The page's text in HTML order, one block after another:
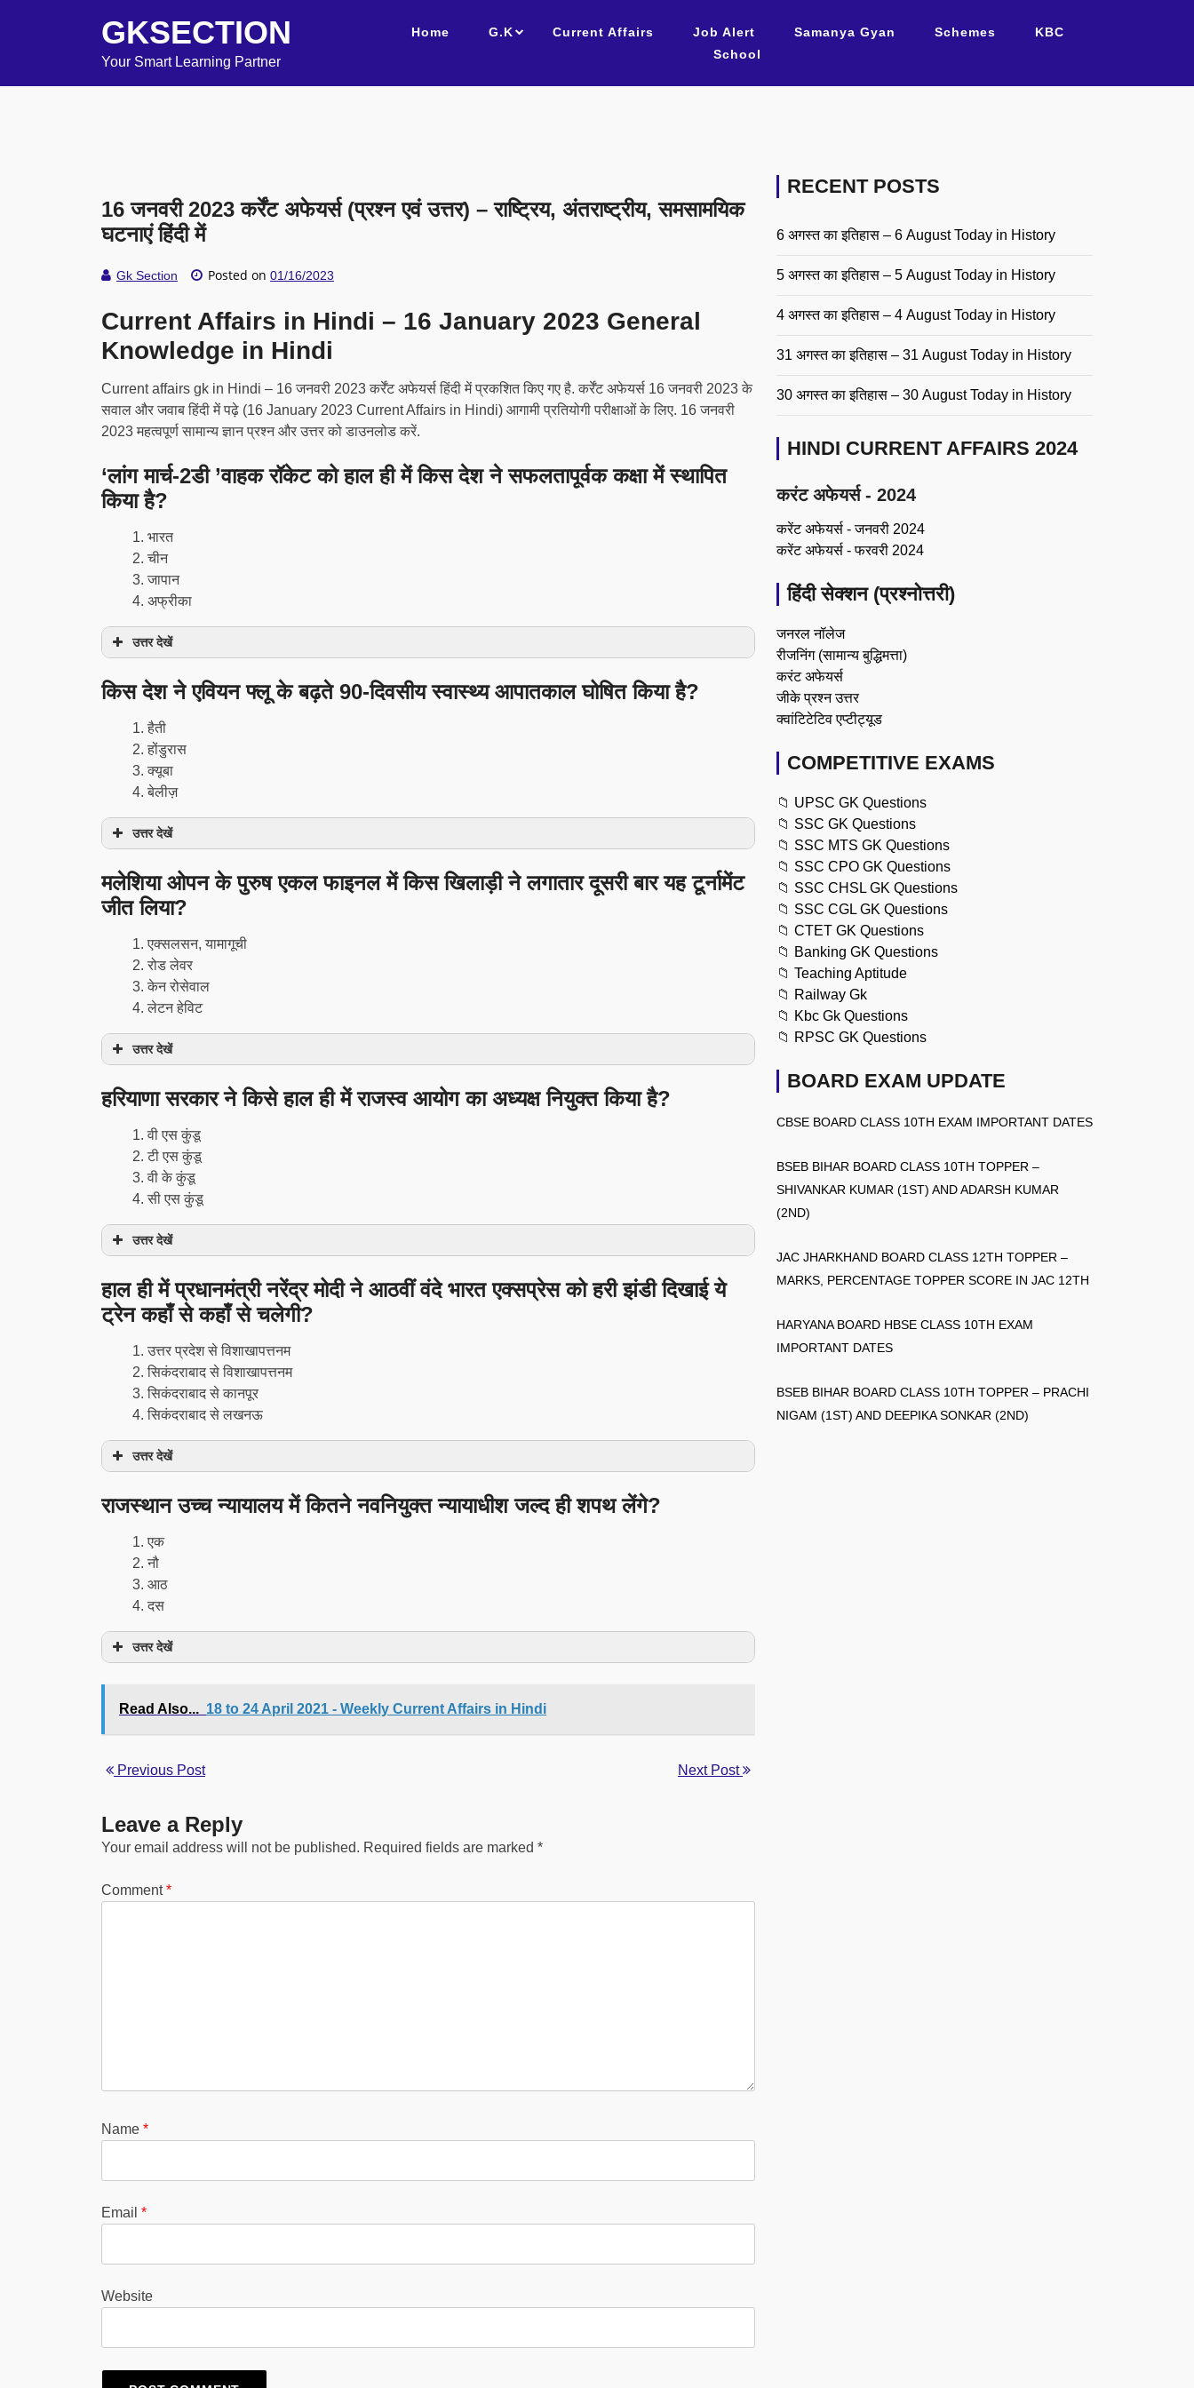
GKSECTION
Your Smart Learning Partner
Home G.K Current Affairs Job Alert Samanya Gyan Schemes
KBC
School
16 जनवरी 2023 कर्रेंट अफेयर्स (प्रश्न एवं उत्तर) – राष्ट्रिय, अंतराष्ट्रीय, समसामयिक
घटनाएं हिंदी में
Gk Section Posted on 01/16/2023
Current Affairs in Hindi – 16 January 2023 General
Knowledge in Hindi
Current affairs gk in Hindi – 16 जनवरी 2023 कर्रेंट अफेयर्स हिंदी में प्रकशित किए गए है. कर्रेंट अफेयर्स 16 जनवरी 2023 के
सवाल और जवाब हिंदी में पढ़े (16 January 2023 Current Affairs in Hindi) आगामी प्रतियोगी परीक्षाओं के लिए. 16 जनवरी
2023 महत्वपूर्ण सामान्य ज्ञान प्रश्न और उत्तर को डाउनलोड करें.
‘लांग मार्च-2डी ’वाहक रॉकेट को हाल ही में किस देश ने सफलतापूर्वक कक्षा में स्थापित
किया है?
भारत
चीन
जापान
अफ्रीका
उत्तर देखें
किस देश ने एवियन फ्लू के बढ़ते 90-दिवसीय स्वास्थ्य आपातकाल घोषित किया है?
हैती
होंडुरास
क्यूबा
बेलीज़
उत्तर देखें
मलेशिया ओपन के पुरुष एकल फाइनल में किस खिलाड़ी ने लगातार दूसरी बार यह टूर्नामेंट
जीत लिया?
एक्सलसन, यामागूची
रोड लेवर
केन रोसेवाल
लेटन हेविट
उत्तर देखें
हरियाणा सरकार ने किसे हाल ही में राजस्व आयोग का अध्यक्ष नियुक्त किया है?
वी एस कुंडू
टी एस कुंडू
वी के कुंडू
सी एस कुंडू
उत्तर देखें
हाल ही में प्रधानमंत्री नरेंद्र मोदी ने आठवीं वंदे भारत एक्सप्रेस को हरी झंडी दिखाई ये
ट्रेन कहाँ से कहाँ से चलेगी?
उत्तर प्रदेश से विशाखापत्तनम
सिकंदराबाद से विशाखापत्तनम
सिकंदराबाद से कानपूर
सिकंदराबाद से लखनऊ
उत्तर देखें
राजस्थान उच्च न्यायालय में कितने नवनियुक्त न्यायाधीश जल्द ही शपथ लेंगे?
एक
नौ
आठ
दस
उत्तर देखें
Read Also... 18 to 24 April 2021 - Weekly Current Affairs in Hindi
Previous Post Next Post
Leave a Reply
Your email address will not be published. Required fields are marked *
Comment*
Name *
Email *
Website
RECENT POSTS
6 अगस्त का इतिहास – 6 August Today in History
5 अगस्त का इतिहास – 5 August Today in History
4 अगस्त का इतिहास – 4 August Today in History
31 अगस्त का इतिहास – 31 August Today in History
30 अगस्त का इतिहास – 30 August Today in History
HINDI CURRENT AFFAIRS 2024
करंट अफेयर्स - 2024
करेंट अफेयर्स - जनवरी 2024
करेंट अफेयर्स - फरवरी 2024
हिंदी सेक्शन (प्रश्नोत्तरी)
जनरल नॉलेज
रीजनिंग (सामान्य बुद्धिमत्ता)
करंट अफेयर्स
जीके प्रश्न उत्तर
क्वांटिटेटिव एप्टीट्यूड
COMPETITIVE EXAMS
📁 UPSC GK Questions
📁 SSC GK Questions
📁 SSC MTS GK Questions
📁 SSC CPO GK Questions
📁 SSC CHSL GK Questions
📁 SSC CGL GK Questions
📁 CTET GK Questions
📁 Banking GK Questions
📁 Teaching Aptitude
📁 Railway Gk
📁 Kbc Gk Questions
📁 RPSC GK Questions
BOARD EXAM UPDATE
CBSE BOARD CLASS 10TH EXAM IMPORTANT DATES
BSEB BIHAR BOARD CLASS 10TH TOPPER –
SHIVANKAR KUMAR (1ST) AND ADARSH KUMAR
(2ND)
JAC JHARKHAND BOARD CLASS 12TH TOPPER –
MARKS, PERCENTAGE TOPPER SCORE IN JAC 12TH
HARYANA BOARD HBSE CLASS 10TH EXAM
IMPORTANT DATES
BSEB BIHAR BOARD CLASS 10TH TOPPER – PRACHI
NIGAM (1ST) AND DEEPIKA SONKAR (2ND)